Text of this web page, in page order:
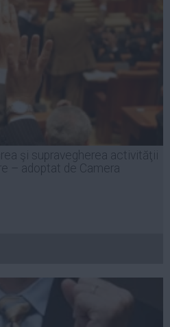
şi supravegherea activităţii
– adoptat de Camera